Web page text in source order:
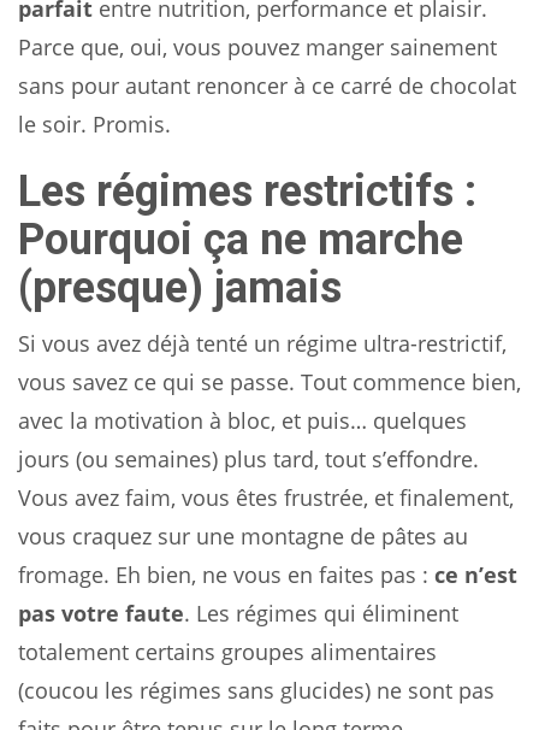
parfait entre nutrition, performance et plaisir.
Parce que, oui, vous pouvez manger sainement
sans pour autant renoncer à ce carré de chocolat
le soir. Promis.
Les régimes restrictifs :
Pourquoi ça ne marche
(presque) jamais
Si vous avez déjà tenté un régime ultra-restrictif,
vous savez ce qui se passe. Tout commence bien,
avec la motivation à bloc, et puis… quelques
jours (ou semaines) plus tard, tout s’effondre.
Vous avez faim, vous êtes frustrée, et finalement,
vous craquez sur une montagne de pâtes au
fromage. Eh bien, ne vous en faites pas : ce n’est
pas votre faute. Les régimes qui éliminent
totalement certains groupes alimentaires
(coucou les régimes sans glucides) ne sont pas